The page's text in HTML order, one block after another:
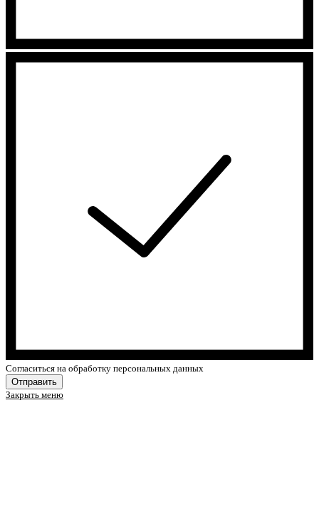
Cогласиться на обработку персональных данных
Отправить
Закрыть меню